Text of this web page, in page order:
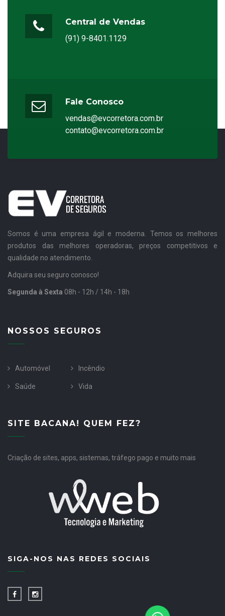
Central de Vendas
(91) 9-8401.1129
Fale Conosco
vendas@evcorretora.com.br
contato@evcorretora.com.br
Somos é uma empresa ágil e moderna. Temos os melhores
produtos das melhores operadoras, preços competitivos e
qualidade no atendimento.
Adquira seu seguro conosco!
Segunda à Sexta 08h - 12h / 14h - 18h
NOSSOS SEGUROS
Automóvel Incêndio
Saúde Vida
SITE BACANA! QUEM FEZ?
Criação de sites, apps, sistemas, tráfego pago e muito mais
SIGA-NOS NAS REDES SOCIAIS